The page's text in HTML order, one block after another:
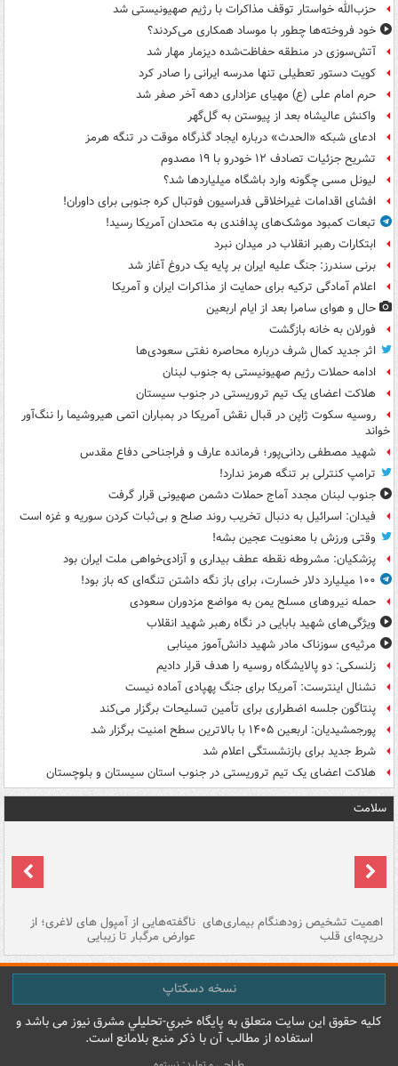
حزب‌الله خواستار توقف مذاکرات با رژیم صهیونیستی شد
خود فروخته‌ها چطور با موساد همکاری می‌کردند؟
آتش‌سوزی در منطقه حفاظت‌شده دیزمار مهار شد
کویت دستور تعطیلی تنها مدرسه ایرانی را صادر کرد
حرم امام علی (ع) مهیای عزاداری دهه آخر صفر شد
واکنش عالیشاه بعد از پیوستن به گل‌گهر
ادعای شبکه «الحدث» درباره ایجاد گذرگاه موقت در تنگه هرمز
تشریح جزئیات تصادف ۱۲ خودرو با ۱۹ مصدوم
لیونل مسی چگونه وارد باشگاه میلیاردها شد؟
افشای اقدامات غیراخلاقی فدراسیون فوتبال کره جنوبی برای داوران!
تبعات کمبود موشک‌های پدافندی به متحدان آمریکا رسید!
ابتکارات رهبر انقلاب در میدان نبرد
برنی سندرز: جنگ علیه ایران بر پایه یک دروغ آغاز شد
اعلام آمادگی ترکیه برای حمایت از مذاکرات ایران و آمریکا
حال و هوای سامرا بعد از ایام اربعین
فورلان به خانه بازگشت
اثر جدید کمال شرف درباره محاصره نفتی سعودی‌ها
ادامه حملات رژیم صهیونیستی به جنوب لبنان
هلاکت اعضای یک تیم تروریستی در جنوب سیستان
روسیه سکوت ژاپن در قبال نقش آمریکا در بمباران اتمی هیروشیما را ننگ‌آور
خواند
شهید مصطفی ردانی‌پور؛ فرمانده عارف و فراجناحی دفاع مقدس
ترامپ کنترلی بر تنگه هرمز ندارد!
جنوب لبنان مجدد آماج حملات دشمن صهیونی قرار گرفت
فیدان: اسرائیل به دنبال تخریب روند صلح و بی‌ثبات کردن سوریه و غزه است
وقتی ورزش با معنویت عجین بشه!
پزشکیان: مشروطه نقطه عطف بیداری و آزادی‌خواهی ملت ایران بود
۱۰۰ میلیارد دلار خسارت، برای باز نگه داشتن تنگه‌ای که باز بود!
حمله نیروهای مسلح یمن به مواضع مزدوران سعودی
ویژگی‌های شهید بابایی در نگاه رهبر شهید انقلاب
مرثیه‌ی سوزناک مادر شهید دانش‌آموز مینابی
زلنسکی: دو پالایشگاه روسیه را هدف قرار دادیم
نشنال اینترست: آمریکا برای جنگ پهپادی آماده نیست
پنتاگون جلسه اضطراری برای تأمین تسلیحات برگزار می‌کند
پورجمشیدیان: اربعین ۱۴۰۵ با بالاترین سطح امنیت برگزار شد
شرط جدید برای بازنشستگی اعلام شد
هلاکت اعضای یک تیم تروریستی در جنوب استان سیستان و بلوچستان
سلامت
اهمیت تشخیص زودهنگام بیماری‌های
دریچه‌ای قلب
ناگفته‌هایی از آمپول های لاغری؛ از
عوارض مرگبار تا زیبایی
نسخه دسکتاپ
کليه حقوق اين سايت متعلق به پایگاه خبري-تحليلي مشرق نيوز می باشد و
استفاده از مطالب آن با ذکر منبع بلامانع است.